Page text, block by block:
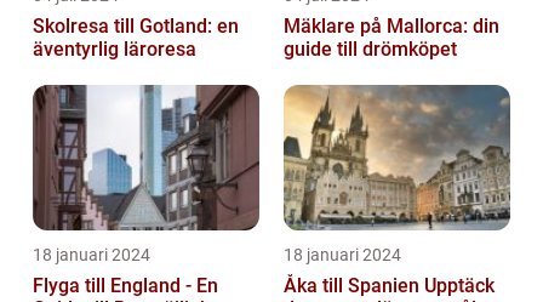
Skolresa till Gotland: en
äventyrlig läroresa
Mäklare på Mallorca: din
guide till drömköpet
18 januari 2024
Flyga till England - En
18 januari 2024
Åka till Spanien Upptäck